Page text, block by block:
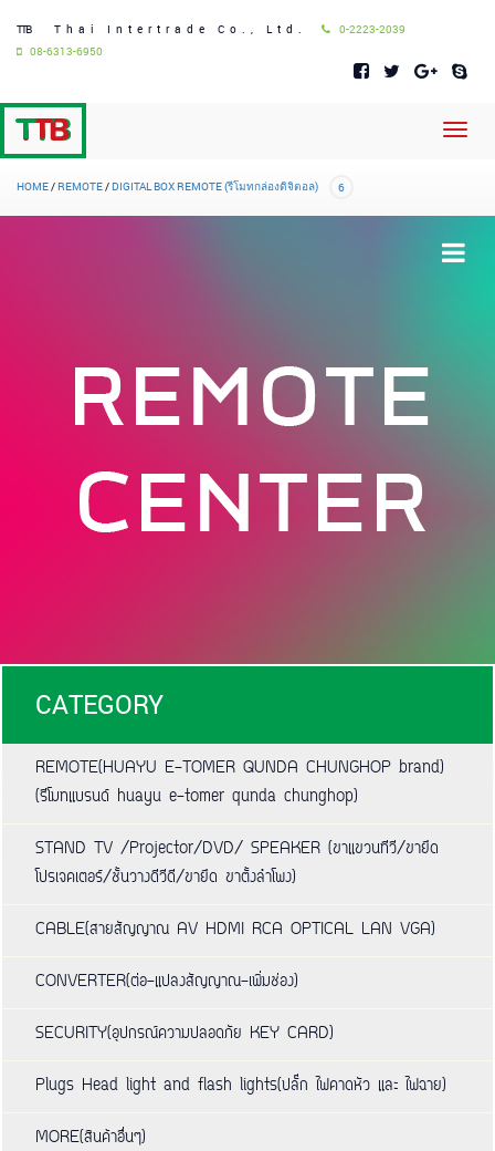
TTB Thai Intertrade Co., Ltd.
0-2223-2039
08-6313-6950
HOME /REMOTE /DIGITAL BOX REMOTE (รีโมทกล่องดิจิตอล) 6
CATEGORY
REMOTE(HUAYU E-TOMER QUNDA CHUNGHOP brand)
(รีโมทแบรนด์ huayu e-tomer qunda chunghop)
STAND TV /Projector/DVD/ SPEAKER (ขาแขวนทีวี/ขายึด
โปรเจคเตอร์/ชั้นวางดีวีดี/ขายึด ขาตั้งลำโพง)
CABLE(สายสัญญาณ AV HDMI RCA OPTICAL LAN VGA)
CONVERTER(ต่อ-แปลงสัญญาณ-เพิ่มช่อง)
SECURITY(อุปกรณ์ความปลอดภัย KEY CARD)
Plugs Head light and flash lights(ปลั๊ก ไฟคาดหัว และ ไฟฉาย)
MORE(สินค้าอื่นๆ)